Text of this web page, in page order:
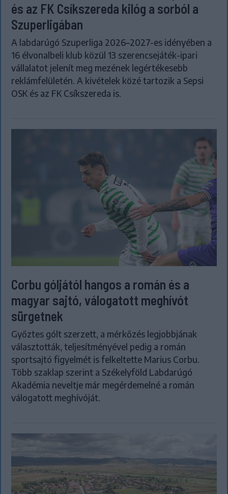
és az FK Csíkszereda kilóg a sorból a
Szuperligában
A labdarúgó Szuperliga 2026–2027-es idényében a
16 élvonalbeli klub közül 13 szerencsejáték-ipari
vállalatot jelenít meg mezének legértékesebb
reklámfelületén. A kivételek közé tartozik a Sepsi
OSK és az FK Csíkszereda is.
Corbu góljától hangos a román és a
magyar sajtó, válogatott meghívót
sürgetnek
Győztes gólt szerzett, a mérkőzés legjobbjának
választották, teljesítményével pedig a román
sportsajtó figyelmét is felkeltette Marius Corbu.
Több szaklap szerint a Székelyföld Labdarúgó
Akadémia neveltje már megérdemelné a román
válogatott meghívóját.